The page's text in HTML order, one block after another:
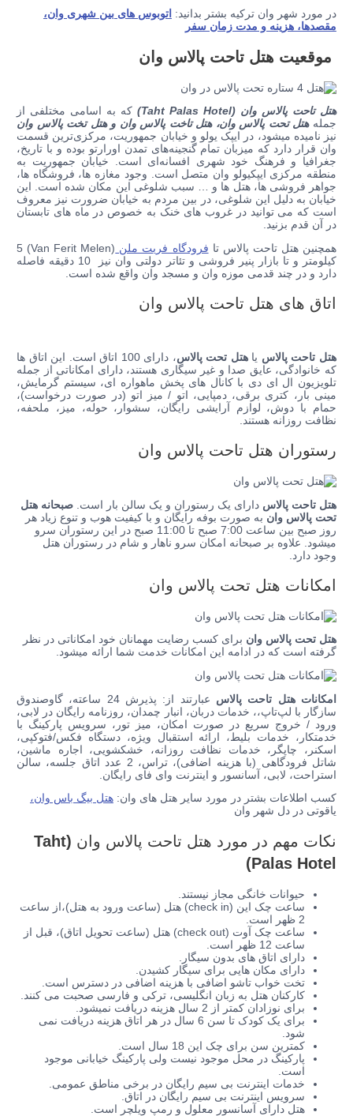
در مورد شهر وان ترکیه بشتر بدانید: اتوبوس های بین شهری وان،
مقصدها، هزینه و مدت زمان سفر
موقعیت هتل تاحت پالاس وان
هتل تاحت پالاس وان (Taht
Palas Hotel
)که به اسامی مختلفی از
جملههتل تحت پالاس وان، هتل تاخت پالاس وان و هتل تخت پالاس وان
نیز نامیده میشود، در ایپک یولو و خیابان جمهوریت، مرکزی‌ترین قسمت
وان قرار دارد که میزبان تمام گنجینه‌های تمدن اورارتو بوده و با تاریخ،
جغرافیا و فرهنگ خود شهری افسانه‌ای است. خیابان جمهوریت به
منطقه مرکزی ایپکیولو وان متصل است. وجود مغازه ها، فروشگاه ها،
جواهر فروشی ها، هتل ها و … سبب شلوغی این مکان شده است. این
خیابان به دلیل این شلوغی، در بین مردم به خیابان ضرورت نیز معروف
است که می توانید در غروب های خنک به خصوص در ماه های تابستان
در آن قدم بزنید.
همچنین هتل تاحت پالاس تا فرودگاه فریت ملن
(Van Ferit Melen) 5
کیلومتر و تا بازار پنیر فروشی و تئاتر دولتی وان نیز 10 دقیقه فاصله
دارد و در چند قدمی موزه وان و مسجد وان واقع شده است.
اتاق های هتل تاحت پالاس وان
هتل تاحت پالاس یاهتل تحت پالاس
، دارای 100 اتاق است. این اتاق ها
که خانوادگی، عایق صدا و غیر سیگاری هستند، دارای امکاناتی از جمله
تلویزیون ال ای دی با کانال های پخش ماهواره ای، سیستم گرمایش،
مینی بار، کتری برقی، دمپایی، اتو / میز اتو (در صورت درخواست)،
حمام با دوش، لوازم آرایشی رایگان، سشوار، حوله، میز، ملحفه،
نظافت روزانه هستند.
رستوران هتل تاحت پالاس وان
هتل تاحت پالاس دارای یک رستوران و یک سالن بار است.صبحانه هتل
تحت پالاس وان به صورت بوفه رایگان و با کیفیت هوب و تنوع زیاد هر
روز صبح بین ساعت 7:00 صبح تا 11:00 صبح در این رستوران سرو
میشود. علاوه بر صبحانه امکان سرو ناهار و شام در رستوران هتل
وجود دارد.
امکانات هتل تحت پالاس وان
هتل تحت پالاس وان برای کسب رضایت مهمانان خود امکاناتی در نظر
گرفته است که در ادامه این امکانات خدمت شما ارائه میشود.
امکانات هتل تاحت پالاس
عبارتند از: پذیرش 24 ساعته، گاوصندوق
سازگار با لپ‌تاپ،، خدمات دربان، انبار چمدان، روزنامه رایگان در لابی،
ورود / خروج سریع در صورت امکان، میز تور، سرویس پارکینگ با
خدمتکار، خدمات بلیط، ارائه استقبال ویژه، دستگاه فکس/فتوکپی،
اسکنر، چاپگر، خدمات نظافت روزانه، خشکشویی، اجاره ماشین،
شاتل فرودگاهی (با هزینه اضافی)، تراس، 2 عدد اتاق جلسه، سالن
استراحت، لابی، آسانسور و اینترنت وای فای رایگان.
کسب اطلاعات بشتر در مورد سایر هتل های وان:هتل بیگ باس وان،
یاقوتی در دل شهر وان
نکات مهم در مورد هتل تاحت پالاس وان
(Taht
Palas Hotel)
حیوانات خانگی مجاز نیستند.
ساعت چک این (check in) هتل (ساعت ورود به هتل)،از ساعت
2 ظهر است.
ساعت چک آوت (check out) هتل (ساعت تحویل اتاق)، قبل از
ساعت 12 ظهر است.
دارای اتاق های بدون سیگار.
دارای مکان هایی برای سیگار کشیدن.
تخت خواب تاشو اضافی با هزینه اضافی در دسترس است.
کارکنان هتل به زبان انگلیسی، ترکی و فارسی صحبت می کنند.
برای نوزادان کمتر از 2 سال هزینه دریافت نمیشود.
برای یک کودک تا سن 6 سال در هر اتاق هزینه دریافت نمی
شود.
کمترین سن برای چک این 18 سال است.
پارکینگ در محل موجود نیست ولی پارکینگ خیابانی موجود
است.
خدمات اینترنت بی سیم رایگان در برخی مناطق عمومی.
سرویس اینترنت بی سیم رایگان در اتاق.
هتل دارای آسانسور معلول و رمپ ویلچر است.